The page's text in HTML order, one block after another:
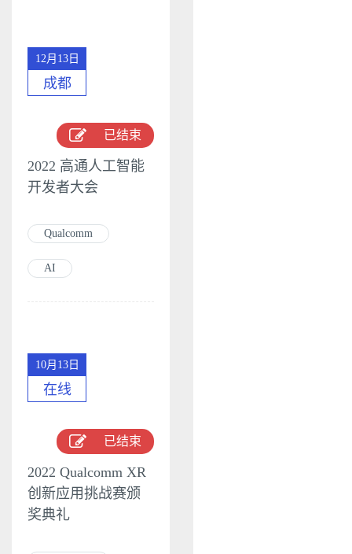
12月13日
成都
已结束
2022 高通人工智能
开发者大会
Qualcomm
AI
10月13日
在线
已结束
2022 Qualcomm XR
创新应用挑战赛颁
奖典礼